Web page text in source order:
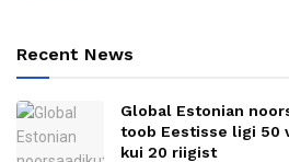
Recent News
Global Estonian
toob Eestisse ligi 50
kui 20 riigist